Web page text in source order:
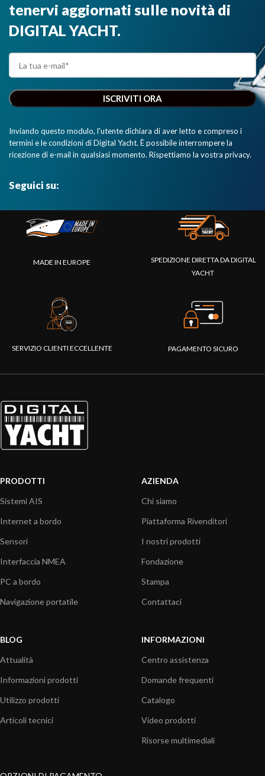
tenervi aggiornati sulle novità di
DIGITAL YACHT.
Inviando questo modulo, l'utente dichiara di aver letto e compreso i
termini e le condizioni di Digital Yacht. È possibile interrompere la
ricezione di e-mail in qualsiasi momento. Rispettiamo la vostra privacy.
Seguici su:
MADE IN EUROPE
SPEDIZIONE DIRETTA DA DIGITAL
YACHT
SERVIZIO CLIENTI ECCELLENTE PAGAMENTO SICURO
PRODOTTI
Sistemi AIS
Internet a bordo
Sensori
Interfaccia NMEA
PC a bordo
Navigazione portatile
AZIENDA
Chi siamo
Piattaforma Rivenditori
I nostri prodotti
Fondazione
Stampa
Contattaci
BLOG
Attualità
Informazioni prodotti
Utilizzo prodotti
Articoli tecnici
INFORMAZIONI
Centro assistenza
Domande frequenti
Catalogo
Video prodotti
Risorse multimediali